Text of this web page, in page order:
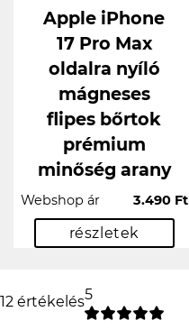
Apple iPhone
17 Pro Max
oldalra nyíló
mágneses
flipes bőrtok
prémium
minőség arany
Webshop ár 3.490 Ft
részletek
12 értékelés5